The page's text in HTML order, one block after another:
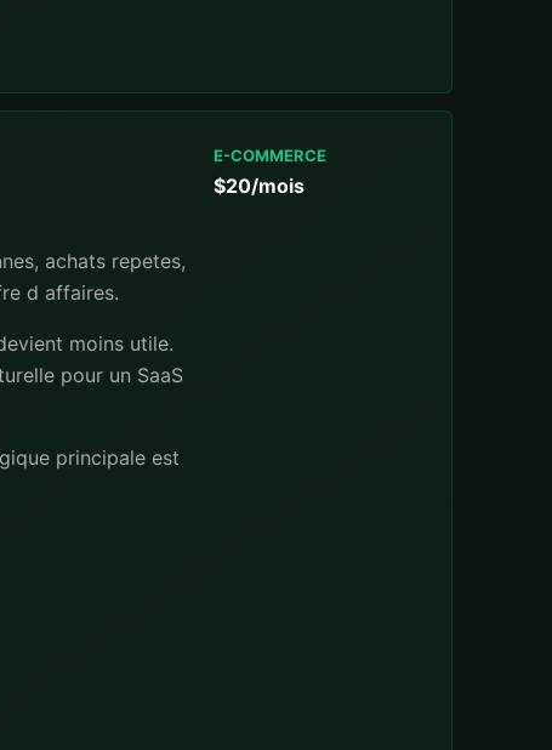
achats repetes,
d affaires.
moins utile.
pour un SaaS
principale est
E-COMMERCE
$20/mois